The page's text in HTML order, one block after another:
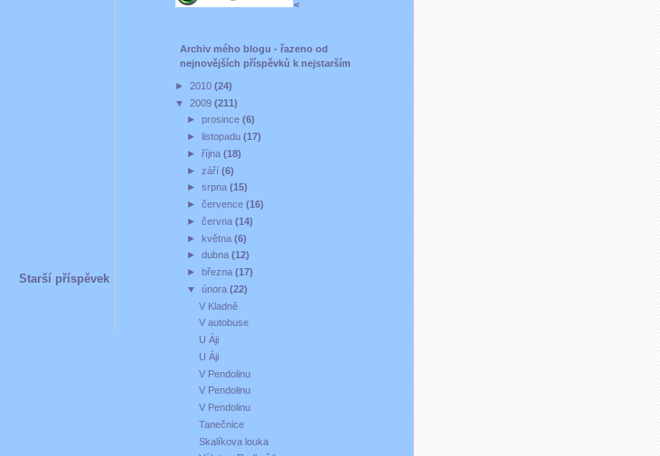
Starší příspěvek
<
Archiv mého blogu - řazeno od
nejnovějších příspěvků k nejstarším
► 2010 (24)
▼ 2009 (211)
►prosince(6)
►listopadu(17)
►října(18)
►září(6)
►srpna(15)
►července(16)
►června(14)
►května(6)
►dubna(12)
►března(17)
▼února(22)
V Kladně
V autobuse
U Áji
U Áji
V Pendolinu
V Pendolinu
V Pendolinu
Tanečnice
Skalíkova louka